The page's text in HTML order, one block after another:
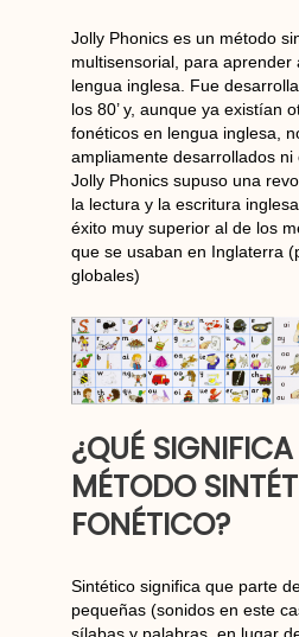
Jolly Phonics es un método
multisensorial, para aprender
lengua inglesa. Fue
los 80’ y, aunque ya existían
fonéticos en lengua inglesa,
ampliamente desarrollados ni
Jolly Phonics supuso una
la lectura y la escritura
éxito muy superior al de los
que se usaban en Inglaterra
globales)
¿QUÉ
MÉTODO
FONÉTICO?
Sintético significa que parte
pequeñas (sonidos en este
sílabas y palabras, en lugar